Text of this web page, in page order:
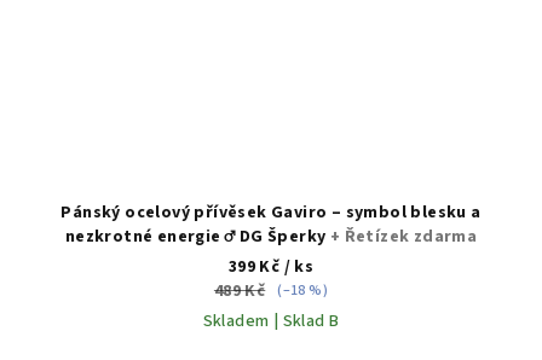
Pánský ocelový přívěsek Gaviro – symbol blesku a
nezkrotné energie ♂️ DG Šperky + Řetízek zdarma
399 Kč / ks
489 Kč (–18 %)
Skladem | Sklad B